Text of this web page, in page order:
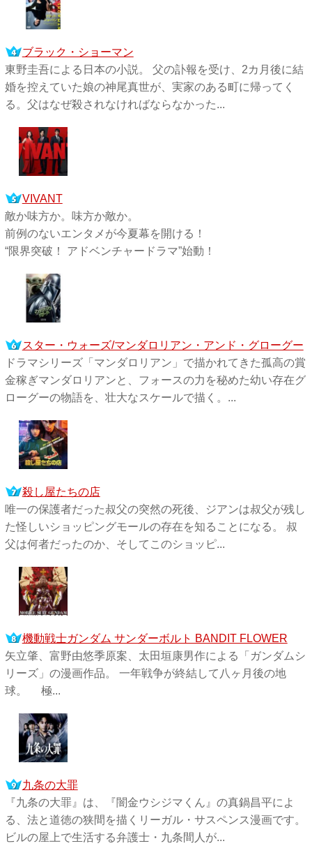
ブラック・ショーマン
東野圭吾による日本の小説。 父の訃報を受け、2カ月後に結
婚を控えていた娘の神尾真世が、実家のある町に帰ってく
る。父はなぜ殺されなければならなかった...
VIVANT
敵か味方か。味方か敵か。
前例のないエンタメが今夏幕を開ける！
“限界突破！ アドベンチャードラマ”始動！
スター・ウォーズ/マンダロリアン・アンド・グローグー
ドラマシリーズ「マンダロリアン」で描かれてきた孤高の賞
金稼ぎマンダロリアンと、フォースの力を秘めた幼い存在グ
ローグーの物語を、壮大なスケールで描く。...
殺し屋たちの店
唯一の保護者だった叔父の突然の死後、ジアンは叔父が残し
た怪しいショッピングモールの存在を知ることになる。 叔
父は何者だったのか、そしてこのショッピ...
機動戦士ガンダム サンダーボルト BANDIT FLOWER
矢立肇、富野由悠季原案、太田垣康男作による「ガンダムシ
リーズ」の漫画作品。 一年戦争が終結して八ヶ月後の地
球。 極...
九条の大罪
『九条の大罪』は、『闇金ウシジマくん』の真鍋昌平によ
る、法と道徳の狭間を描くリーガル・サスペンス漫画です。
ビルの屋上で生活する弁護士・九条間人が...